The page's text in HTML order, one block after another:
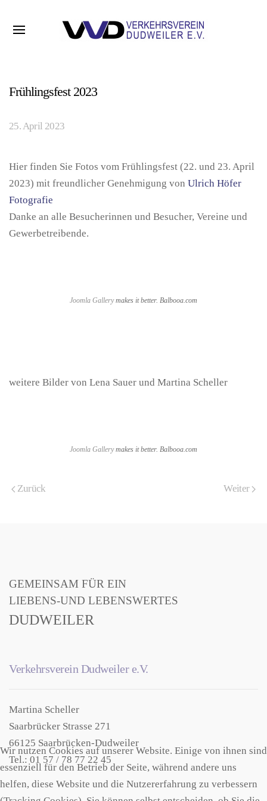
Frühlingsfest 2023
25. April 2023
Hier finden Sie Fotos vom Frühlingsfest (22. und 23. April
2023) mit freundlicher Genehmigung von Ulrich Höfer
Fotografie
Danke an alle Besucherinnen und Besucher, Vereine und
Gewerbetreibende.
Joomla Gallerymakes it better. Balbooa.com
weitere Bilder von Lena Sauer und Martina Scheller
Joomla Gallerymakes it better. Balbooa.com
Zurück Weiter
GEMEINSAM FÜR EIN
LIEBENS-UND LEBENSWERTES
DUDWEILER
Verkehrsverein Dudweiler e.V.
Martina Scheller
Saarbrücker Strasse 271
66125 Saarbrücken-Dudweiler
Tel.: 01 57 / 78 77 22 45
Wir nutzen Cookies auf unserer Website. Einige von ihnen sind
essenziell für den Betrieb der Seite, während andere uns
helfen, diese Website und die Nutzererfahrung zu verbessern